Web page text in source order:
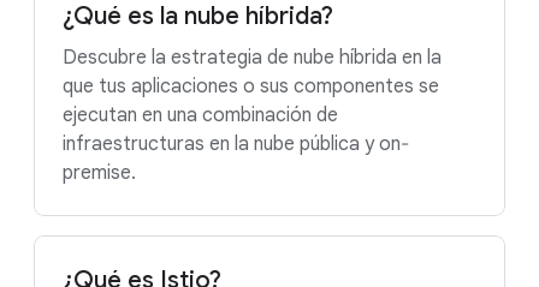
¿Qué es la nube híbrida?
Descubre la estrategia de nube híbrida en la
que tus aplicaciones o sus componentes se
ejecutan en una combinación de
infraestructuras en la nube pública y on‐
premise.
¿Qué es Istio?